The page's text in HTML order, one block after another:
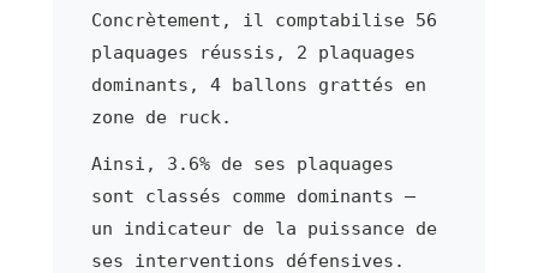
Concrètement, il comptabilise 56
plaquages réussis, 2 plaquages
dominants, 4 ballons grattés en
zone de ruck.
Ainsi, 3.6% de ses plaquages
sont classés comme dominants —
un indicateur de la puissance de
ses interventions défensives.